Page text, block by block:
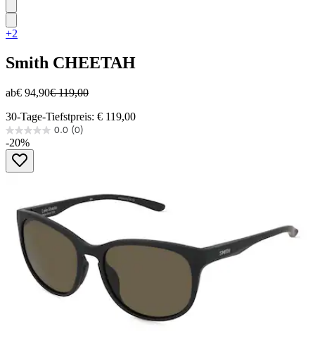
+2
Smith CHEETAH
ab€ 94,90€ 119,00
30-Tage-Tiefstpreis: € 119,00
0.0 (0)
0.0
von
Sternen.
-20%